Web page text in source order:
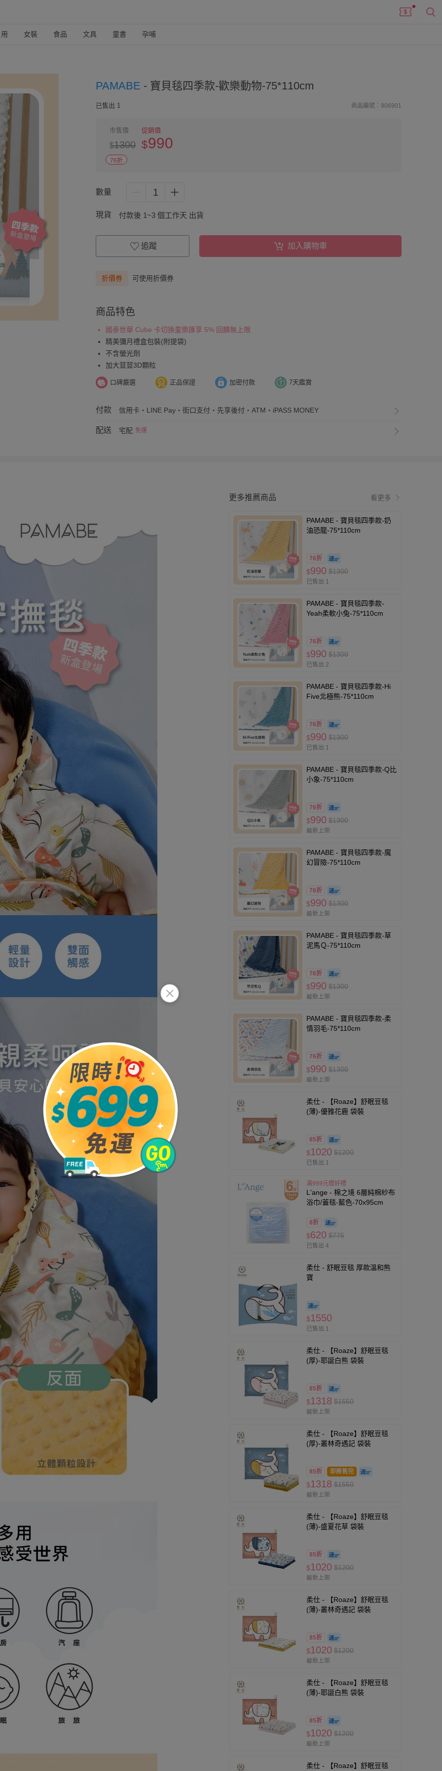
女裝 食品 文具 童書 孕哺
PAMABE - 寶貝毯四季款-歡樂動物-75*110cm
已售出 1 商品編號：906901
市售價
$1300
促銷價
$990
76折
數量 1
現貨 付款後 1~3 個工作天 出貨
追蹤 加入購物車
折價券 可使用折價券
商品特色
國泰世華 Cube 卡切換童樂匯享 5% 回饋無上限
精美彌月禮盒包裝(附提袋)
不含螢光劑
加大荳荳3D顆粒
口碑嚴選 正品保證 加密付款 7天鑑賞
付款 信用卡・LINE Pay・街口支付・先享後付・ATM・iPASS MONEY
配送 宅配 免運
更多推薦商品 看更多
PAMABE - 寶貝毯四季款-奶
油恐龍-75*110cm
76折
$990 $1300
已售出 1
PAMABE - 寶貝毯四季款-
Yeah柔軟小兔-75*110cm
76折
$990 $1300
已售出 2
PAMABE - 寶貝毯四季款-Hi
Five北極熊-75*110cm
76折
$990 $1300
已售出 1
PAMABE - 寶貝毯四季款-Q比
小象-75*110cm
76折
$990 $1300
最新上架
PAMABE - 寶貝毯四季款-魔
幻冒險-75*110cm
76折
$990 $1300
最新上架
PAMABE - 寶貝毯四季款-草
泥馬Ｑ-75*110cm
76折
$990 $1300
最新上架
PAMABE - 寶貝毯四季款-柔
情羽毛-75*110cm
76折
$990 $1300
最新上架
柔仕 - 【Roaze】舒眠豆毯
(薄)-優雅花鹿 袋裝
85折
$1020 $1200
已售出 1
滿999元贈好禮
L'ange - 棉之境 6層純棉紗布
浴巾/蓋毯-藍色-70x95cm
8折
$620 $775
已售出 4
柔仕 - 舒眠豆毯 厚款溫和熊
寶
$1550
已售出 1
柔仕 - 【Roaze】舒眠豆毯
(厚)-耶誕白熊 袋裝
85折
$1318 $1550
最新上架
柔仕 - 【Roaze】舒眠豆毯
(厚)-叢林奇遇記 袋裝
85折 即將售完
$1318 $1550
最新上架
柔仕 - 【Roaze】舒眠豆毯
(薄)-盛夏花草 袋裝
85折
$1020 $1200
最新上架
柔仕 - 【Roaze】舒眠豆毯
(薄)-叢林奇遇記 袋裝
85折
$1020 $1200
最新上架
柔仕 - 【Roaze】舒眠豆毯
(薄)-耶誕白熊 袋裝
85折
$1020 $1200
最新上架
柔仕 - 【Roaze】舒眠豆毯